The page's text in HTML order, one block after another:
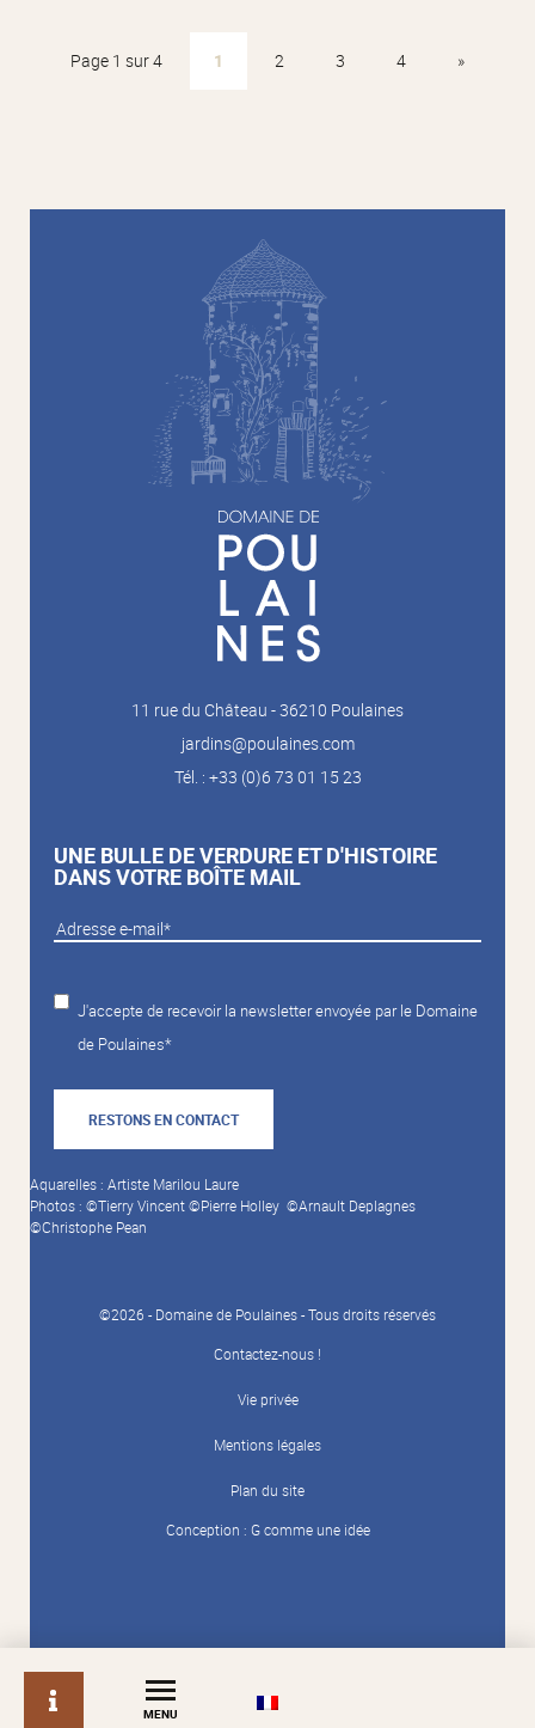
info
MENU
Page 1 sur 4 1 2 3 4 »
11 rue du Château - 36210 Poulaines
jardins@poulaines.com
Tél. : +33 (0)6 73 01 15 23
UNE BULLE DE VERDURE ET D'HISTOIRE
DANS VOTRE BOÎTE MAIL
J'accepte de recevoir la newsletter envoyée par le Domaine
de Poulaines*
RESTONS EN CONTACT
Aquarelles : Artiste Marilou Laure
Photos : ©Tierry Vincent ©Pierre Holley ©Arnault Deplagnes
©Christophe Pean
©2026 - Domaine de Poulaines - Tous droits réservés
Contactez-nous !
Vie privée
Mentions légales
Plan du site
Conception : G comme une idée